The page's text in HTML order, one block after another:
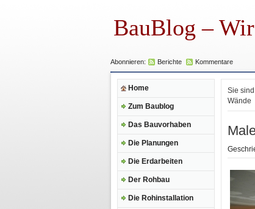
BauBlog –
Abonnieren: Berichte Kommentare
Home
Zum Baublog
Das Bauvorhaben
Die Planungen
Die Erdarbeiten
Der Rohbau
Die Rohinstallation
Sie
Wände